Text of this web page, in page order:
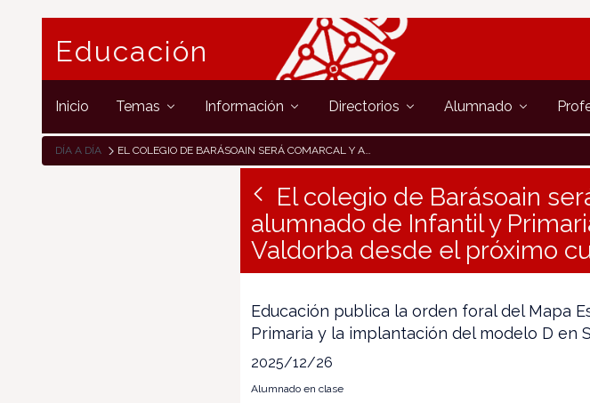
Educación
Inicio Temas Información Directorios Alumnado
DÍA A DÍA EL COLEGIO DE BARÁSOAIN SERÁ COMARCAL Y ACOGERÁ AL ALUMNADO DE INFANTIL Y PRIMARIA DE LAS LOCALIDADES DE VALDORBA DESDE EL PRÓXIMO CURSO 2025-2026
El colegio de Barásoain
alumnado de Infantil y
Valdorba desde el próximo
Educación publica la orden foral del Mapa
Primaria y la implantación del modelo D en
2025/12/26
Alumnado en clase